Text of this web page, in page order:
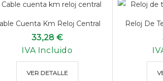
Cuenta Km Reloj Central
33,28 €
IVA Incluido
VER DETALLE
Reloj De